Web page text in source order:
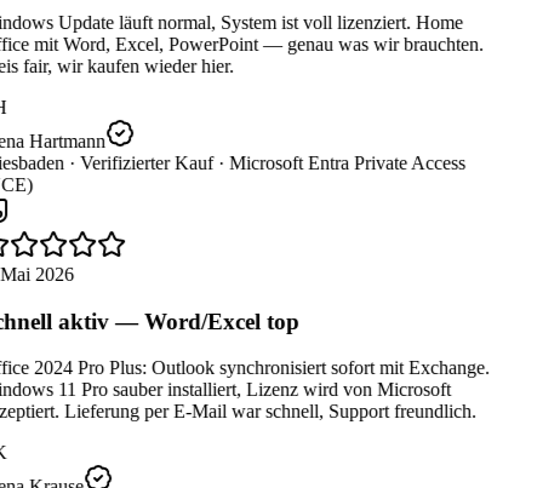
Update läuft normal, System ist voll lizenziert. Home
mit Word, Excel, PowerPoint — genau was wir brauchten.
fair, wir kaufen wieder hier.
Hartmann
· Verifizierter Kauf · Microsoft Entra Private Access
2026
aktiv — Word/Excel top
2024 Pro Plus: Outlook synchronisiert sofort mit Exchange.
11 Pro sauber installiert, Lizenz wird von Microsoft
Lieferung per E-Mail war schnell, Support freundlich.